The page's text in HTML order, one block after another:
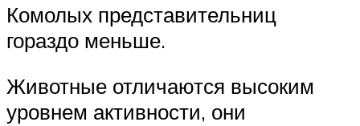
Комолых представительниц
гораздо меньше.
Животные отличаются высоким
уровнем активности, они